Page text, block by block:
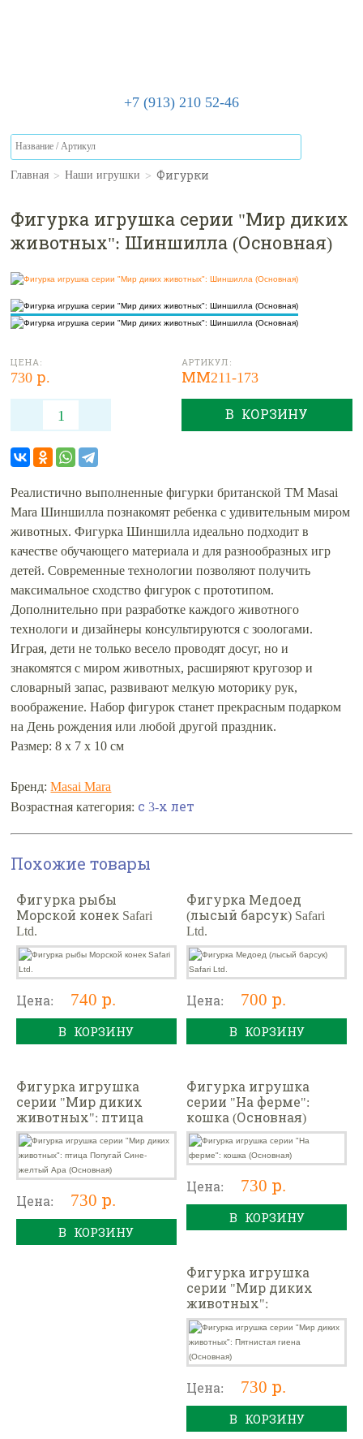
+7 (913) 210 52-46
Главная > Наши игрушки > Фигурки
Фигурка игрушка серии "Мир диких
животных": Шиншилла (Основная)
ЦЕНА:
730 р.
АРТИКУЛ:
ММ211-173
В КОРЗИНУ
Реалистично выполненные фигурки британской ТМ Masai
Mara Шиншилла познакомят ребенка с удивительным миром
животных. Фигурка Шиншилла идеально подходит в
качестве обучающего материала и для разнообразных игр
детей. Современные технологии позволяют получить
максимальное сходство фигурок с прототипом.
Дополнительно при разработке каждого животного
технологи и дизайнеры консультируются с зоологами.
Играя, дети не только весело проводят досуг, но и
знакомятся с миром животных, расширяют кругозор и
словарный запас, развивают мелкую моторику рук,
воображение. Набор фигурок станет прекрасным подарком
на День рождения или любой другой праздник.
Размер: 8 х 7 х 10 см
Бренд:Masai Mara
Возрастная категория: с 3-х лет
Похожие товары
Фигурка рыбы
Морской конек Safari
Ltd.
Цена: 740 р.
В КОРЗИНУ
Фигурка Медоед
(лысый барсук) Safari
Ltd.
Цена: 700 р.
В КОРЗИНУ
Фигурка игрушка
серии "Мир диких
животных": птица
Попугай Сине-желтый
Ара (Основная)
Цена: 730 р.
В КОРЗИНУ
Фигурка игрушка
серии "На ферме":
кошка (Основная)
Цена: 730 р.
В КОРЗИНУ
Фигурка игрушка
серии "Мир диких
животных":
Пятнистая гиена
(Основная)
Цена: 730 р.
В КОРЗИНУ